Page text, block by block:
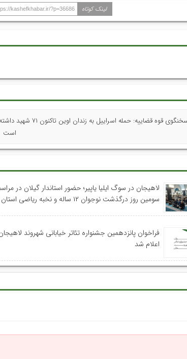
لینک کوتاه kashefkhabar.ir/?p=36686
« سخنگوی قوه قضاییه: حمله اسراییل به زندان اوین تاکنون ۷۱ شهید داشته
است
لاهیجان در سوگ ایلیا یاپیر؛ حضور استاندار گیلان در
سومین روز درگذشت نوجوان ۱۲ ساله و نخبه ریاضی استان
فراخوان پانزدهمین جشنواره تئاتر خیابانی شهروند
اعلام شد